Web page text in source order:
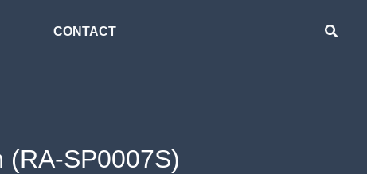
CONTACT
SP0007S)